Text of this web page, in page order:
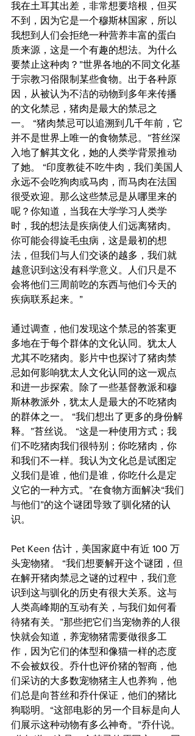
我在土耳其出差，非常想要培根，但买
不到，因为它是一个穆斯林国家，所以
我想到人们会拒绝一种营养丰富的蛋白
质来源，这是一个有趣的想法。为什么
要禁止这种肉？”世界各地的不同文化基
于宗教习俗限制某些食物。出于各种原
因，从被认为不洁的动物到多年来传播
的文化禁忌，猪肉是最大的禁忌之
一。 “猪肉禁忌可以追溯到几千年前，它
并不是世界上唯一的食物禁忌。”苔丝深
入地了解其文化，她的人类学背景推动
了她。 “印度教徒不吃牛肉，我们美国人
永远不会吃狗肉或马肉，而马肉在法国
很受欢迎。那么这些禁忌是从哪里来的
呢？你知道，当我在大学学习人类学
时，我的想法是疾病使人们远离猪肉。
你可能会得旋毛虫病，这是最初的想
法，但我们与人们交谈的越多，我们就
越意识到这没有科学意义。人们只是不
会将他们三周前吃的东西与他们今天的
疾病联系起来。”
​通过调查，他们发现这个禁忌的答案更
多地在于每个群体的文化认同。犹太人
尤其不吃猪肉。影片中也探讨了猪肉禁
忌如何影响犹太人文化认同的这一观点
和进一步探索。除了一些基督教派和穆
斯林教派外，犹太人是最大的不吃猪肉
的群体之一。 “我们想出了更多的身份解
释。”苔丝说。 “这是一种使用方式；我
们不吃猪肉我们很特别；你吃猪肉，你
和我们不一样。我认为文化总是试图定
义我们是谁，他们是谁，你吃什么是定
义它的一种方式。”在食物方面解决“我们
与他们”的这个谜团导致了驯化猪的认
识。
Pet Keen 估计，美国家庭中有近 100 万
头宠物猪。 “我们想要解开这个谜团，但
在解开猪肉禁忌之谜的过程中，我们意
识到这与驯化的历史有很大关系。这与
人类高峰期的互动有关，与我们如何看
待猪有关。”那些把它们当宠物养的人很
快就会知道，养宠物猪需要做很多工
作，因为它们的体型和像猫一样的态度
不会被奴役。乔什也评价猪的智商，他
们采访的大多数宠物猪主人也养狗，他
们总是向苔丝和乔什保证，他们的猪比
狗聪明。“这部电影的另一个目标是向人
们展示这种动物有多么神奇。”乔什说。